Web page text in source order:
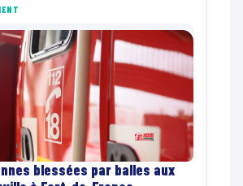
blessées par balles aux